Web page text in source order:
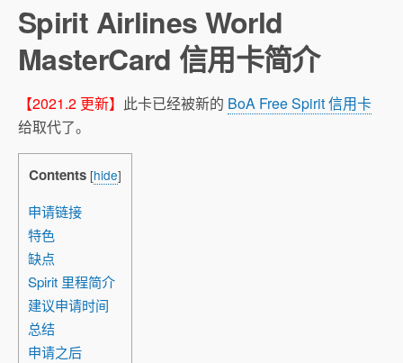
Spirit Airlines World
MasterCard 信用卡简介
【2021.2 更新】 此卡已经被新的 BoA Free Spirit 信用卡
给取代了。
Contents [hide]
申请链接
特色
缺点
Spirit 里程简介
建议申请时间
总结
申请之后